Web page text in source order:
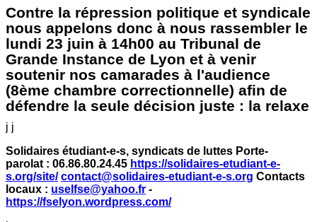
Contre la répression politique et syndicale
nous appelons donc à nous rassembler le
lundi 23 juin à 14h00 au Tribunal de
Grande Instance de Lyon et à venir
soutenir nos camarades à l'audience
(8ème chambre correctionnelle) afin de
défendre la seule décision juste : la relaxe
j j
Solidaires étudiant-e-s, syndicats de luttes Porte-
parolat : 06.86.80.24.45 https://solidaires-etudiant-e-
s.org/site/ contact@solidaires-etudiant-e-s.org Contacts
locaux : uselfse@yahoo.fr -
https://fselyon.wordpress.com/